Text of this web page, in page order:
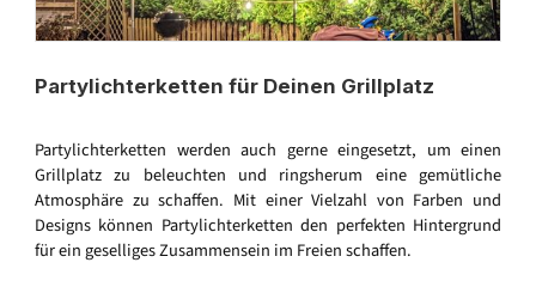
Partylichterketten für Deinen Grillplatz
Partylichterketten werden auch gerne eingesetzt, um einen
Grillplatz zu beleuchten und ringsherum eine gemütliche
Atmosphäre zu schaffen. Mit einer Vielzahl von Farben und
Designs können Partylichterketten den perfekten Hintergrund
für ein geselliges Zusammensein im Freien schaffen.